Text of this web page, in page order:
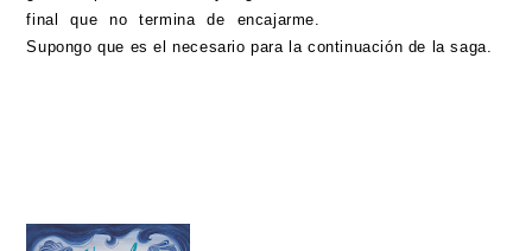
final que no termina de encajarme.
Supongo que es el necesario para la continuación de la saga.